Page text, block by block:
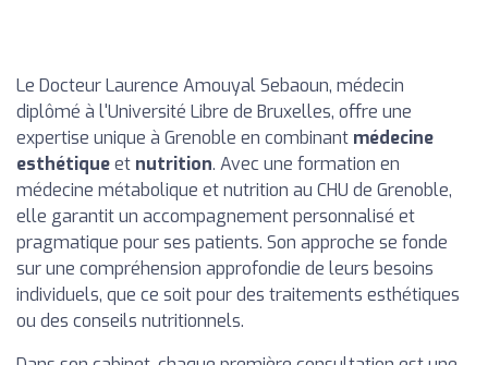
Le Docteur Laurence Amouyal Sebaoun, médecin
diplômé à l'Université Libre de Bruxelles, offre une
expertise unique à Grenoble en combinant médecine
esthétiqueet nutrition. Avec une formation en
médecine métabolique et nutrition au CHU de Grenoble,
elle garantit un accompagnement personnalisé et
pragmatique pour ses patients. Son approche se fonde
sur une compréhension approfondie de leurs besoins
individuels, que ce soit pour des traitements esthétiques
ou des conseils nutritionnels.